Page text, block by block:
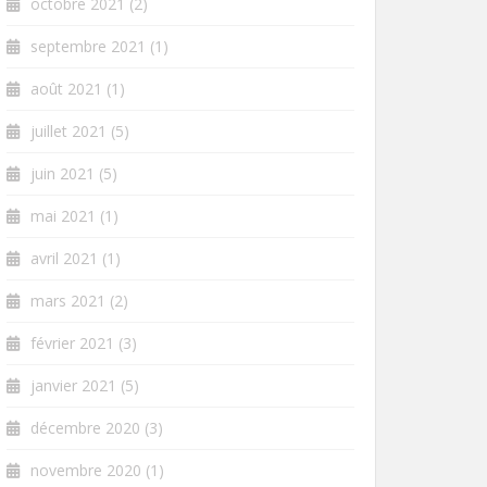
septembre 2021 (1)
août 2021 (1)
juillet 2021 (5)
juin 2021 (5)
mai 2021 (1)
avril 2021 (1)
mars 2021 (2)
février 2021 (3)
janvier 2021 (5)
décembre 2020 (3)
novembre 2020 (1)